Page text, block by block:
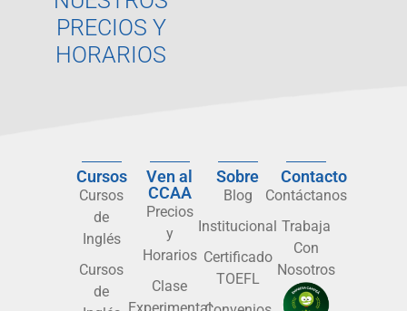
PRECIOS Y
HORARIOS
Cursos
Cursos
de
Inglés
Cursos
de
Ven al
CCAA
Precios
y
Horarios
Clase
Experimental
Sobre
Blog
Institucional
Certificado
TOEFL
Contacto
Contáctanos
Trabaja
Con
Nosotros